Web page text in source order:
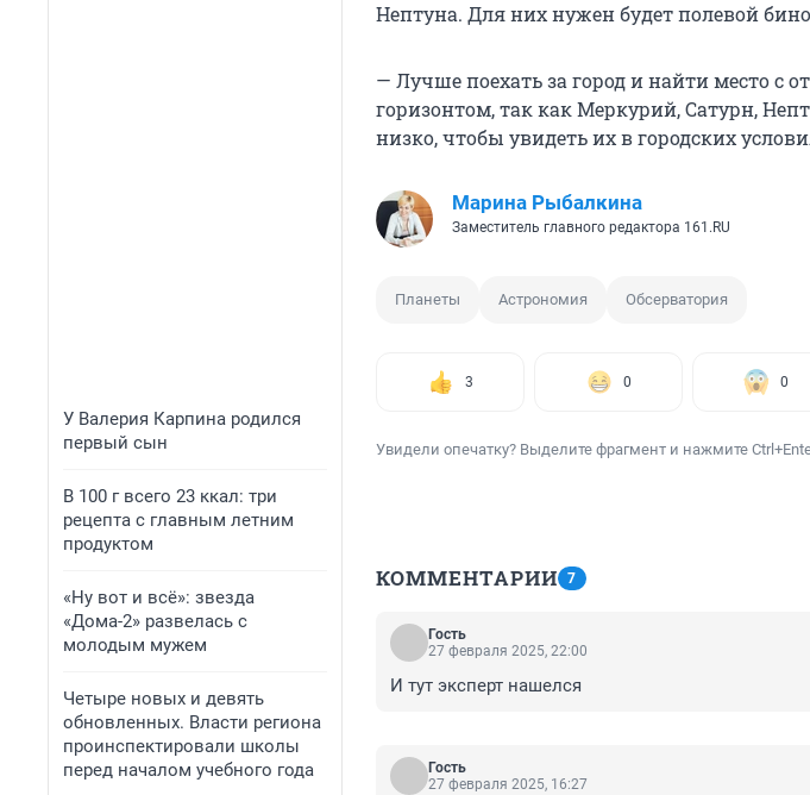
У Валерия Карпина родился
первый сын
В 100 г всего 23 ккал: три
рецепта с главным летним
продуктом
«Ну вот и всё»: звезда
«Дома-2» развелась с
молодым мужем
Четыре новых и девять
обновленных. Власти региона
проинспектировали школы
перед началом учебного года
Нептуна. Для них нужен будет полевой
— Лучше поехать за город и найти место
горизонтом, так как Меркурий, Сатурн,
низко, чтобы увидеть их в городских
Марина Рыбалкина
Заместитель главного редактора 161.RU
Планеты Астрономия Обсерватория
3 0 0
Увидели опечатку? Выделите фрагмент и нажмите
КОММЕНТАРИИ 7
Гость
27 февраля 2025, 22:00
И тут эксперт нашелся
Гость
27 февраля 2025, 16:27